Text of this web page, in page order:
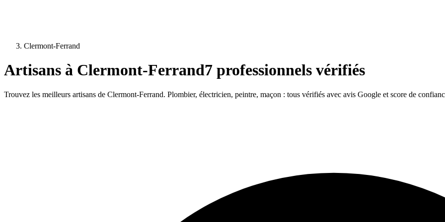
Clermont-Ferrand
Artisans à Clermont-Ferrand7 professionnels vérifiés
Trouvez les meilleurs artisans de Clermont-Ferrand. Plombier, électricien, peintre, maçon : tous vérifiés avec avis Google et score de